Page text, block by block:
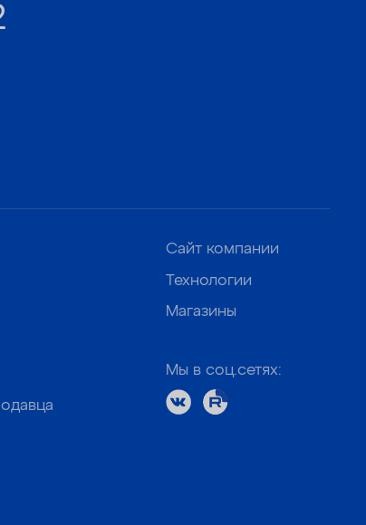
Сайт компании
Технологии
Магазины
Мы в соц.сетях: